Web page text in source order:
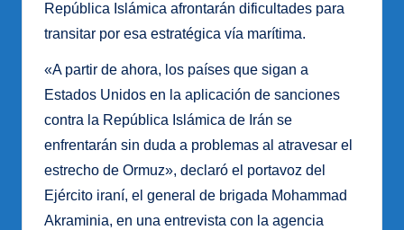
República Islámica afrontarán dificultades para
transitar por esa estratégica vía marítima.
«A partir de ahora, los países que sigan a
Estados Unidos en la aplicación de sanciones
contra la República Islámica de Irán se
enfrentarán sin duda a problemas al atravesar el
estrecho de Ormuz», declaró el portavoz del
Ejército iraní, el general de brigada Mohammad
Akraminia, en una entrevista con la agencia